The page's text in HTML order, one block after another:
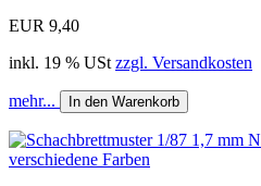
EUR 9,40
inkl. 19 % USt zzgl. Versandkosten
mehr... In den Warenkorb